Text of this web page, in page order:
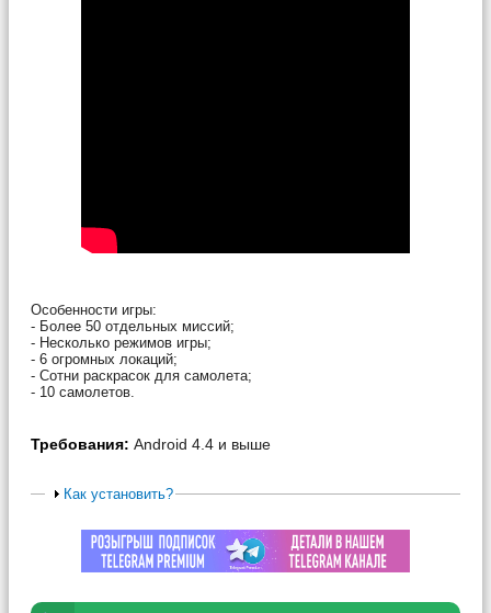
Особенности игры:
- Более 50 отдельных миссий;
- Несколько режимов игры;
- 6 огромных локаций;
- Сотни раскрасок для самолета;
- 10 самолетов.
Требования: Android 4.4 и выше
Как установить?